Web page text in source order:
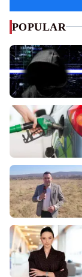
POPULAR